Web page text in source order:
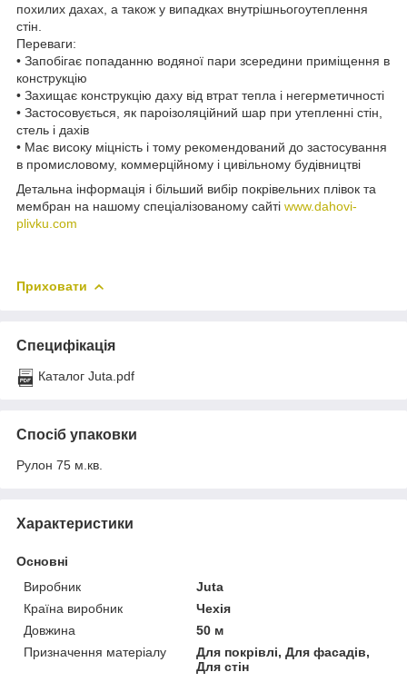
похилих дахах, а також у випадках внутрішньогоутеплення
стін.
Переваги:
• Запобігає попаданню водяної пари зсередини приміщення в
конструкцію
• Захищає конструкцію даху від втрат тепла і негерметичності
• Застосовується, як пароізоляційний шар при утепленні стін,
стель і дахів
• Має високу міцність і тому рекомендований до застосування
в промисловому, коммерційному і цивільному будівництві
Детальна інформація і більший вибір покрівельних плівок та
мембран на нашому спеціалізованому сайті www.dahovi-
plivku.com
Приховати
Специфікація
Каталог Juta.pdf
Спосіб упаковки
Рулон 75 м.кв.
Характеристики
Основні
Виробник
Juta
Країна виробник
Чехія
Довжина
50 м
Призначення матеріалу
Для покрівлі, Для фасадів,
Для стін